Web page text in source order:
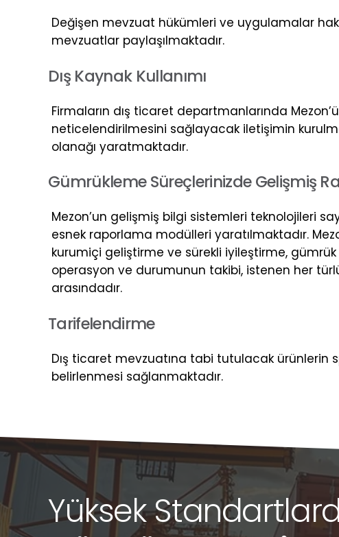
Değişen mevzuat hükümleri ve uygulamalar
mevzuatlar paylaşılmaktadır.
Dış Kaynak Kullanımı
Firmaların dış ticaret departmanlarında
neticelendirilmesini sağlayacak iletişimin
olanağı yaratmaktadır.
Gümrükleme Süreçlerinizde Gelişmiş Ra
Mezon’un gelişmiş bilgi sistemleri teknolojileri
esnek raporlama modülleri yaratılmaktadır.
kurumiçi geliştirme ve sürekli iyileştirme,
operasyon ve durumunun takibi, istenen her
arasındadır.
Tarifelendirme
Dış ticaret mevzuatına tabi tutulacak ürünlerin
belirlenmesi sağlanmaktadır.
Yüksek